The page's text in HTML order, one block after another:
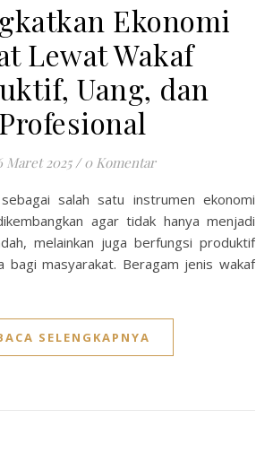
Ekonomi
Lewat Wakaf
Uang, dan
Profesional
Maret 2025 / 0 Komentar
agar tidak hanya menjadi
melainkan juga berfungsi produktif
bagi masyarakat. Beragam jenis wakaf
SELENGKAPNYA